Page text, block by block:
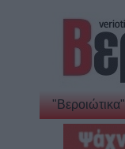
"Βεροιώτικα"